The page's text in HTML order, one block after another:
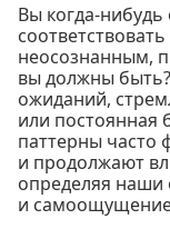
Вы когда-
неосознанным,
вы должны
ожиданий,
или постоянная
паттерны часто
и продолжают
определяя наши
и